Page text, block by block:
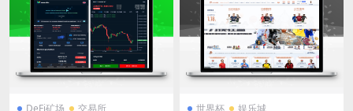
DeFi矿场 交易所 世界杯 娱乐城